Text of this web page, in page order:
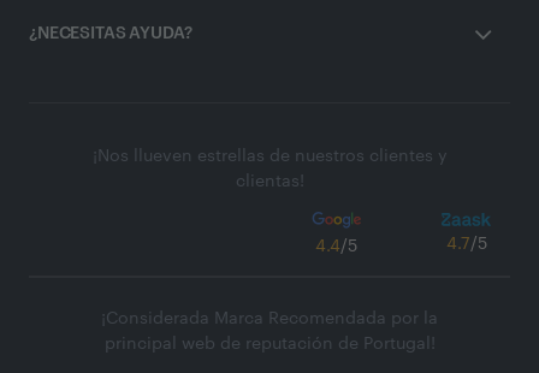
¿NECESITAS AYUDA?
¡Nos llueven estrellas de nuestros clientes y
clientas!
4.4/5 4.7/5
¡Considerada Marca Recomendada por la
principal web de reputación de Portugal!